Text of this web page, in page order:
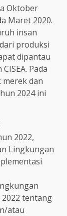
Oktober
Maret 2020.
insan
produksi
dipantau
Pada
merek dan
2024 ini
2022,
Lingkungan
tentang
atau